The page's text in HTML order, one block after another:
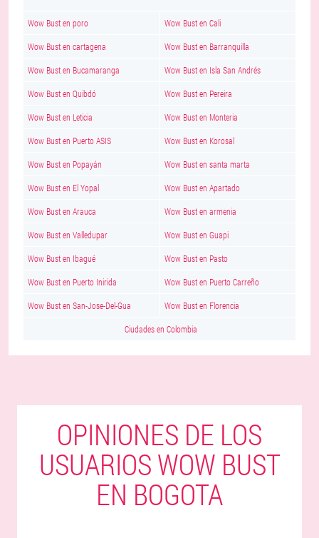
Wow Bust en poro Wow Bust en Cali
Wow Bust en cartagena Wow Bust en Barranquilla
Wow Bust en Bucamaranga Wow Bust en Isla San Andrés
Wow Bust en Quibdó Wow Bust en Pereira
Wow Bust en Leticia Wow Bust en Monteria
Wow Bust en Puerto ASIS Wow Bust en Korosal
Wow Bust en Popayán Wow Bust en santa marta
Wow Bust en El Yopal Wow Bust en Apartado
Wow Bust en Arauca Wow Bust en armenia
Wow Bust en Valledupar Wow Bust en Guapi
Wow Bust en Ibagué Wow Bust en Pasto
Wow Bust en Puerto Inirida Wow Bust en Puerto Carreño
Wow Bust en San-Jose-Del-Gua Wow Bust en Florencia
Ciudades en Colombia
OPINIONES DE LOS
USUARIOS WOW BUST
EN BOGOTA